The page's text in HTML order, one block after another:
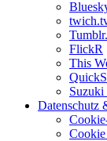
FlickR
This
Suzuki
Datenschutz